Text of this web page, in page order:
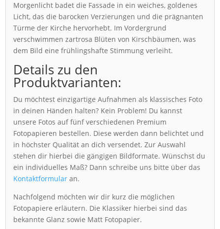
Morgenlicht badet die Fassade in ein weiches, goldenes
Licht, das die barocken Verzierungen und die prägnanten
Türme der Kirche hervorhebt. Im Vordergrund
verschwimmen zartrosa Blüten von Kirschbäumen, was
dem Bild eine frühlingshafte Stimmung verleiht.
Details zu den
Produktvarianten:
Du möchtest einzigartige Aufnahmen als klassisches Foto
in deinen Händen halten? Kein Problem! Du kannst
unsere Fotos auf fünf verschiedenen Premium
Fotopapieren bestellen. Diese werden dann belichtet und
in höchster Qualität an dich versendet. Zur Auswahl
stehen dir hierbei die gängigen Bildformate. Wünschst du
ein individuelles Maß? Dann schreibe uns bitte über das
Kontaktformular an.
Nachfolgend möchten wir dir kurz die möglichen
Fotopapiere erläutern. Die Klassiker hierbei sind das
bekannte Glanz sowie Matt Fotopapier.